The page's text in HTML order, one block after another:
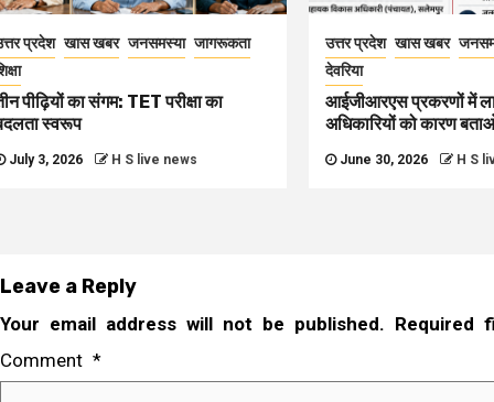
प्रदेश खास खबर जनसमस्या जागरूकता
पीढ़ियों का संगम: TET परीक्षा का
स्वरूप
July 3, 2026 H S live news
उत्तर प्रदेश खास खबर
देवरिया
आईजीआरएस प्रकरणों में
अधिकारियों को कारण
June 30, 2026 H S
Leave a Reply
Your email address will not be published. Required
Comment *